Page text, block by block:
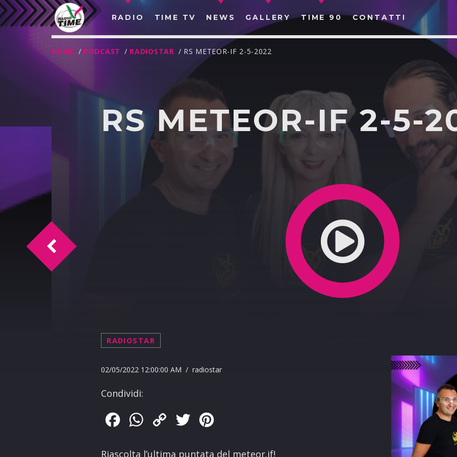
RADIO TIME TV NEWS GALLERY TIME 90 CONTATTI
CERCA NEL SITO WEB:
HOME / PODCAST / RADIOSTAR / RS METEOR-IF 2-5-2022
RS METEOR-IF 2-5-
RADIOSTAR
02/05/2022 12:00:00 AM / radiostar
Condividi:
FacebookWhatsApp
Copy
Twitter
Riascolta l’ultima puntata del meteor.if!
Oroscopo del 03-05-2022